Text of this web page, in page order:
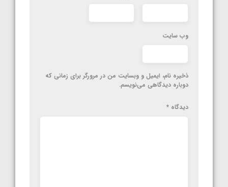
وب‌ سایت
ذخیره نام، ایمیل و وبسایت من در مرورگر برای زمانی که
دوباره دیدگاهی می‌نویسم.
دیدگاه *